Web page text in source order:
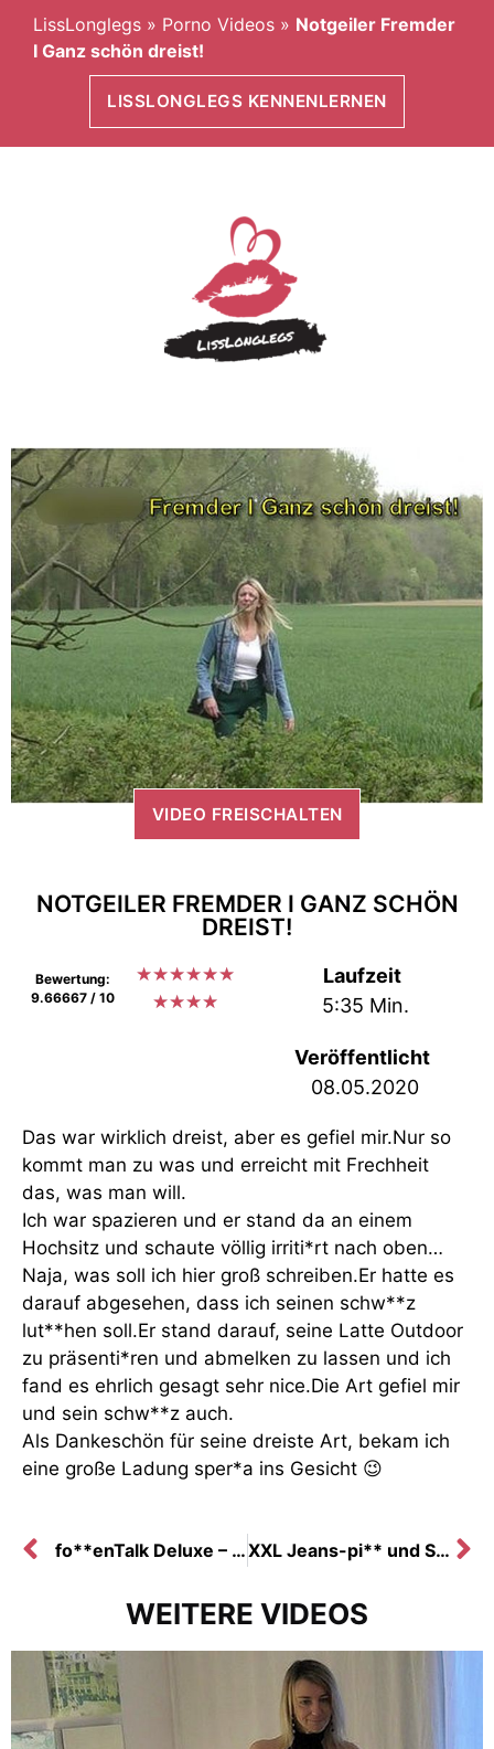
LissLonglegs » Porno Videos » Notgeiler Fremder
I Ganz schön dreist!
LISSLONGLEGS KENNENLERNEN
VIDEO FREISCHALTEN
NOTGEILER FREMDER I GANZ SCHÖN
DREIST!
Bewertung:
9.66667 / 10
★★★★★★
★★★★
Laufzeit
5:35 Min.
Veröffentlicht
08.05.2020
Das war wirklich dreist, aber es gefiel mir.Nur so
kommt man zu was und erreicht mit Frechheit
das, was man will.
Ich war spazieren und er stand da an einem
Hochsitz und schaute völlig irriti*rt nach oben…
Naja, was soll ich hier groß schreiben.Er hatte es
darauf abgesehen, dass ich seinen schw**z
lut**hen soll.Er stand darauf, seine Latte Outdoor
zu präsenti*ren und abmelken zu lassen und ich
fand es ehrlich gesagt sehr nice.Die Art gefiel mir
und sein schw**z auch.
Als Dankeschön für seine dreiste Art, bekam ich
eine große Ladung sper*a ins Gesicht 😉
fo**enTalk Deluxe – Deine Milf-fo**e braucht DEINEN schw**z! XXL Jeans-pi** und Selbstbefrie***ng in durchnässter Jeans
WEITERE VIDEOS